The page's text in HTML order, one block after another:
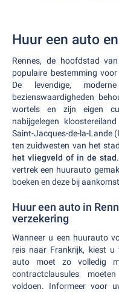
Huur een auto
Rennes, de hoofdstad
populaire bestemming
De levendige,
bezienswaardigheden
wortels en zijn eigen
nabijgelegen kloostereiland
Saint-Jacques-de-la-Lande
ten zuidwesten van het
het vliegveld of in de stad
vertrek een huurauto
boeken en deze bij
Huur een auto in
verzekering
Wanneer u een huurauto
reis naar Frankrijk, kiest u
auto moet zo volledig
contractclausules
voldoen. Informeer voor